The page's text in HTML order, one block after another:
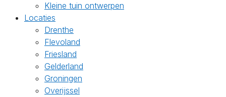
Kleine tuin ontwerpen
Locaties
Drenthe
Flevoland
Friesland
Gelderland
Groningen
Overijssel